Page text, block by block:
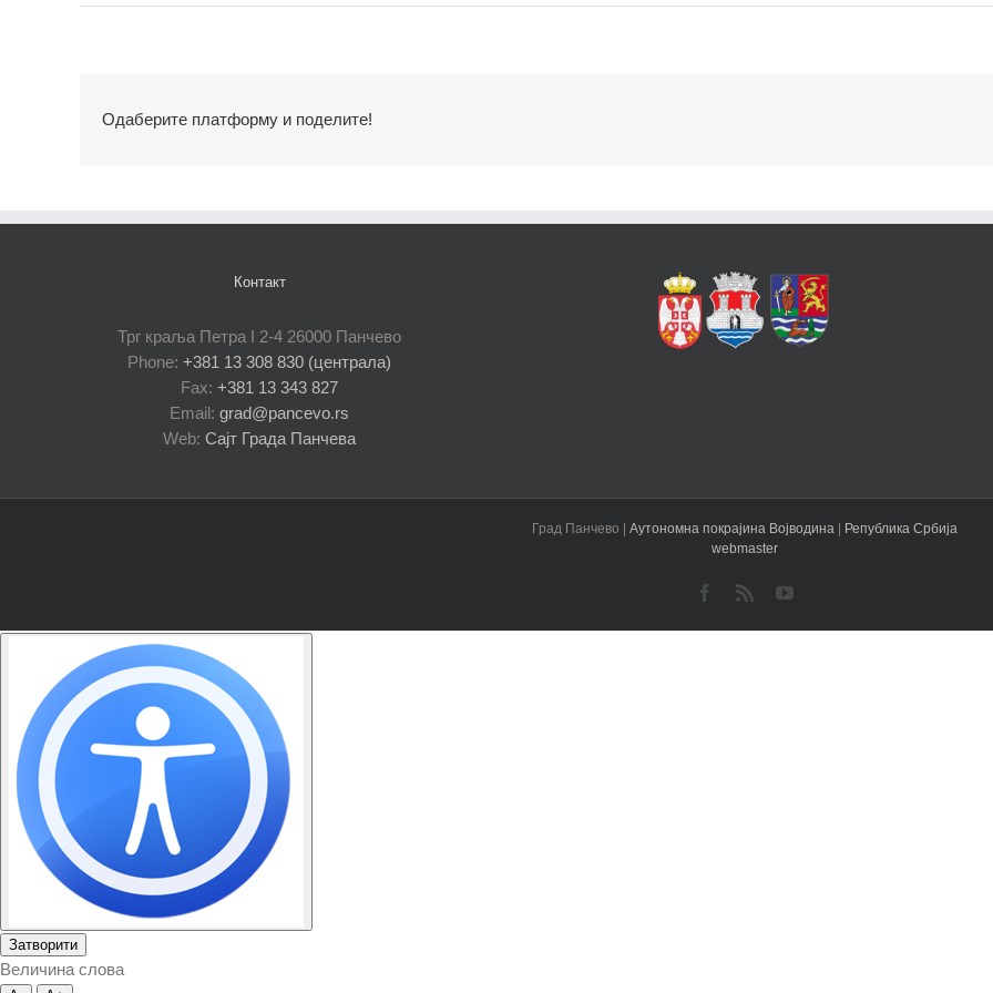
Одаберите платформу и поделите!
Контакт
Трг краља Петра I 2-4 26000 Панчево
Phone: +381 13 308 830 (централа)
Fax: +381 13 343 827
Email: grad@pancevo.rs
Web: Сајт Града Панчева
Град Панчево | Аутономна покрајина Војводина | Република Србија
webmaster
Facebook
Rss YouTube
Затворити
Величина слова